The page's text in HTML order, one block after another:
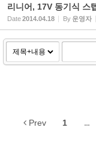
리니어, 17V 동기식 스
Date2014.04.18 By 운영자
Prev 1 ...